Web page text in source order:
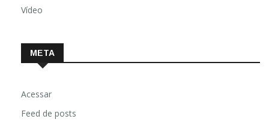
Vídeo
META
Acessar
Feed de posts